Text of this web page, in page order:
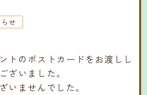
せ
トのポストカードをお渡しし
ざいました。
いませんでした。